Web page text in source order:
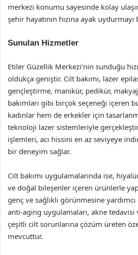
merkezi konumu sayesinde kolay
şehir hayatının hızına ayak uydurmayı
Sunulan Hizmetler
Etiler Güzellik Merkezi’nin sunduğu
oldukça geniştir. Cilt bakımı, lazer
gençleştirme, manikür, pedikür,
bakımları gibi birçok seçeneği içeren
kadınlar hem de erkekler için
teknoloji lazer sistemleriyle
işlemleri, acı hissini en az seviyeye
bir deneyim sağlar.
Cilt bakımı uygulamalarında ise,
ve doğal bileşenler içeren ürünlerle
genç ve sağlıklı görünmesine
anti-aging uygulamaları, akne tedavisi
çeşitli cilt sorunlarına çözüm üreten
mevcuttur.